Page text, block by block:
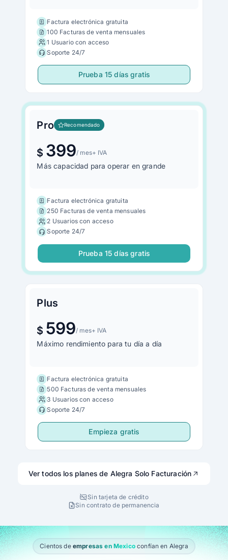
Factura electrónica gratuita
100 Facturas de venta mensuales
1 Usuario con acceso
Soporte 24/7
Prueba 15 días gratis
Pro Recomendado
$ 399/ mes+ IVA
Más capacidad para operar en grande
Factura electrónica gratuita
250 Facturas de venta mensuales
2 Usuarios con acceso
Soporte 24/7
Prueba 15 días gratis
Plus
$ 599/ mes+ IVA
Máximo rendimiento para tu día a día
Factura electrónica gratuita
500 Facturas de venta mensuales
3 Usuarios con acceso
Soporte 24/7
Empieza gratis
Ver todos los planes de Alegra Solo Facturación
Sin tarjeta de crédito
Sin contrato de permanencia
Cientos de empresas en Mexicoconfían en Alegra